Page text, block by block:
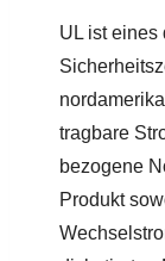
UL ist eines
tragbare
bezogene
Produkt